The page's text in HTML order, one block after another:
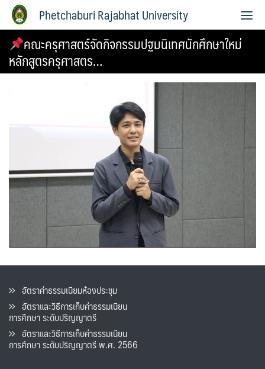
Phetchaburi Rajabhat University
คณะครุศาสตร์จัดกิจกรรมปฐมนิเทศนักศึกษาใหม่
หลักสูตรครุศาสตร…
อัตราค่าธรรมเนียมห้องประชุม
อัตราและวิธีการเก็บค่าธรรมเนียน
การศึกษา ระดับปริญญาตรี
อัตราและวิธีการเก็บค่าธรรมเนียน
การศึกษา ระดับปริญญาตรี พ.ศ. 2566